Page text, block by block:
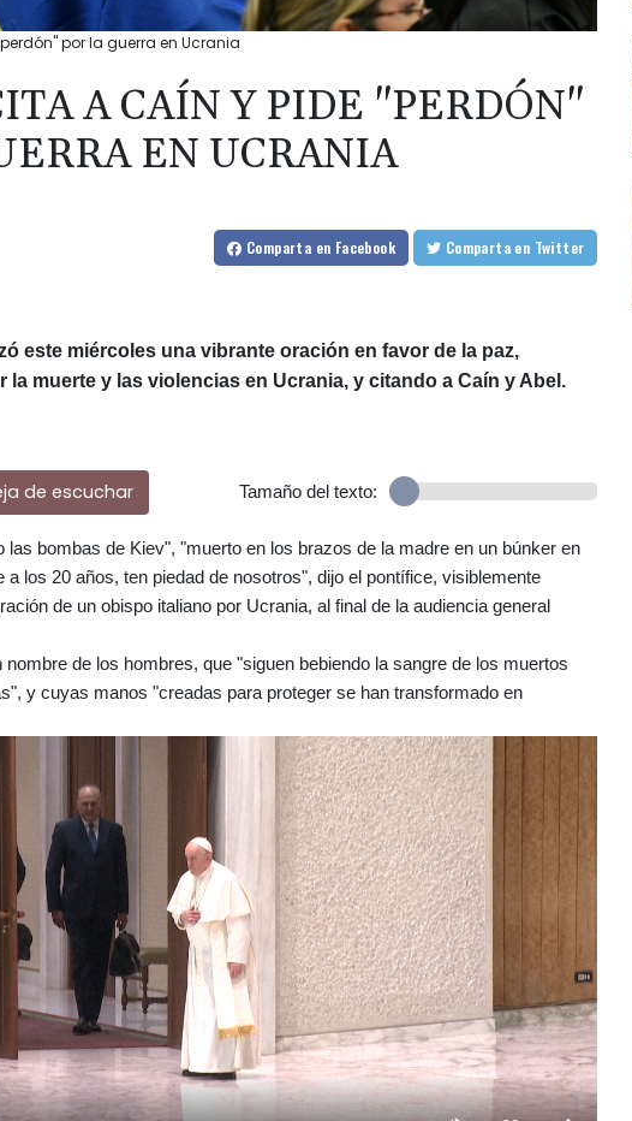
por la guerra en Ucrania
A CAÍN Y PIDE "PERDÓN"
EN UCRANIA
Comparta en Facebook Comparta en Twitter
este miércoles una vibrante oración en favor de la paz,
muerte y las violencias en Ucrania, y citando a Caín y Abel.
de escuchar Tamaño del texto:
las bombas de Kiev", "muerto en los brazos de la madre en un búnker en
a los 20 años, ten piedad de nosotros", dijo el pontífice, visiblemente
de un obispo italiano por Ucrania, al final de la audiencia general
nombre de los hombres, que "siguen bebiendo la sangre de los muertos
y cuyas manos "creadas para proteger se han transformado en